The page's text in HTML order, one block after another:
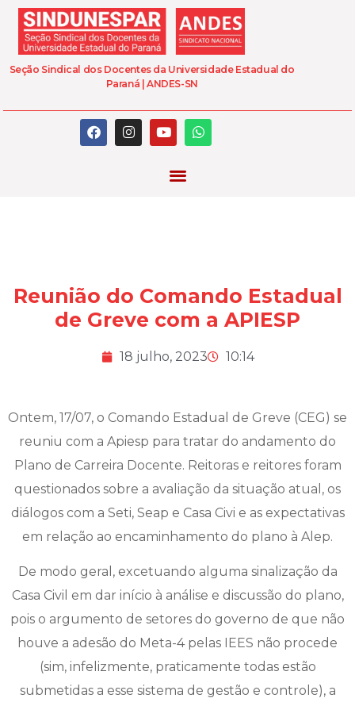
Seção Sindical dos Docentes da Universidade Estadual do
Paraná | ANDES-SN
Reunião do Comando Estadual
de Greve com a APIESP
18 julho, 2023 10:14
Ontem, 17/07, o Comando Estadual de Greve (CEG) se
reuniu com a Apiesp para tratar do andamento do
Plano de Carreira Docente. Reitoras e reitores foram
questionados sobre a avaliação da situação atual, os
diálogos com a Seti, Seap e Casa Civi e as expectativas
em relação ao encaminhamento do plano à Alep.
De modo geral, excetuando alguma sinalização da
Casa Civil em dar início à análise e discussão do plano,
pois o argumento de setores do governo de que não
houve a adesão do Meta-4 pelas IEES não procede
(sim, infelizmente, praticamente todas estão
submetidas a esse sistema de gestão e controle), a